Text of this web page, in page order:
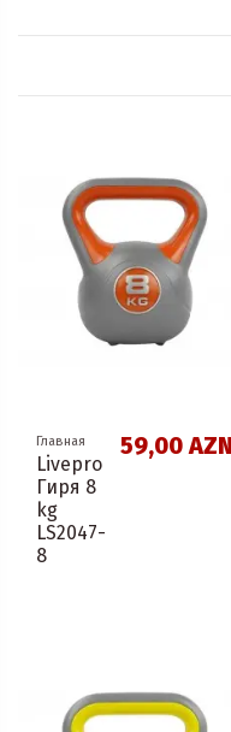
Главная
Livepro
Гиря 8
kg
LS2047-
8
59,00 AZN